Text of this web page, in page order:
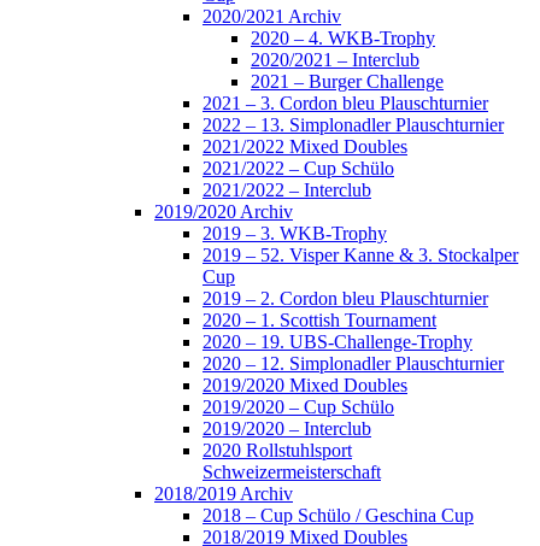
2020/2021 Archiv
2020 – 4. WKB-Trophy
2020/2021 – Interclub
2021 – Burger Challenge
2021 – 3. Cordon bleu Plauschturnier
2022 – 13. Simplonadler Plauschturnier
2021/2022 Mixed Doubles
2021/2022 – Cup Schülo
2021/2022 – Interclub
2019/2020 Archiv
2019 – 3. WKB-Trophy
2019 – 52. Visper Kanne & 3. Stockalper
Cup
2019 – 2. Cordon bleu Plauschturnier
2020 – 1. Scottish Tournament
2020 – 19. UBS-Challenge-Trophy
2020 – 12. Simplonadler Plauschturnier
2019/2020 Mixed Doubles
2019/2020 – Cup Schülo
2019/2020 – Interclub
2020 Rollstuhlsport
Schweizermeisterschaft
2018/2019 Archiv
2018 – Cup Schülo / Geschina Cup
2018/2019 Mixed Doubles